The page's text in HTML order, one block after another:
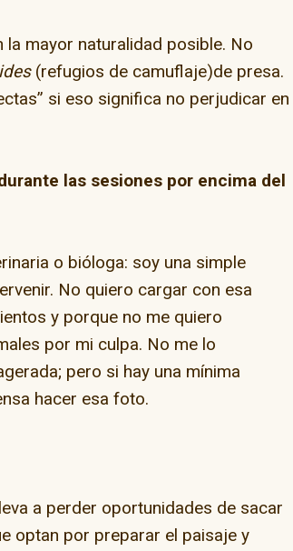
mayor naturalidad posible. No
(refugios de camuflaje)de presa.
si eso significa no perjudicar en
las sesiones por encima del
o bióloga: soy una simple
No quiero cargar con esa
y porque no me quiero
por mi culpa. No me lo
pero si hay una mínima
hacer esa foto.
a perder oportunidades de sacar
optan por preparar el paisaje y